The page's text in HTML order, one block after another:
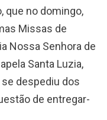
que no domingo,
Missas de
Nossa Senhora de
Santa Luzia,
despediu dos
de entregar-